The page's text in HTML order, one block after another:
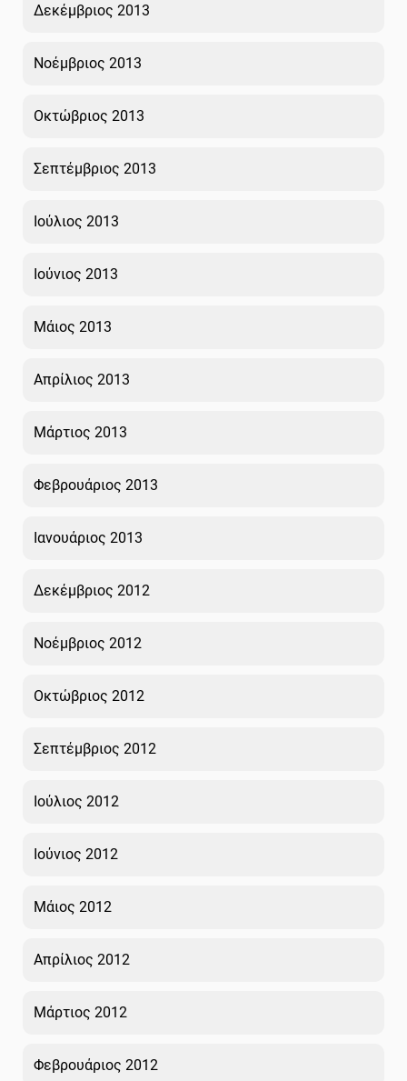
Δεκέμβριος 2013
Νοέμβριος 2013
Οκτώβριος 2013
Σεπτέμβριος 2013
Ιούλιος 2013
Ιούνιος 2013
Μάιος 2013
Απρίλιος 2013
Μάρτιος 2013
Φεβρουάριος 2013
Ιανουάριος 2013
Δεκέμβριος 2012
Νοέμβριος 2012
Οκτώβριος 2012
Σεπτέμβριος 2012
Ιούλιος 2012
Ιούνιος 2012
Μάιος 2012
Απρίλιος 2012
Μάρτιος 2012
Φεβρουάριος 2012